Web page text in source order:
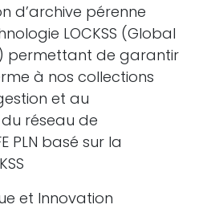
d’archive pérenne
LOCKSS (Global
permettant de garantir
à nos collections
et au
réseau de
PLN basé sur la
et Innovation